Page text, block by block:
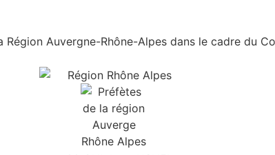
Région Auvergne-Rhône-Alpes dans le cadre du